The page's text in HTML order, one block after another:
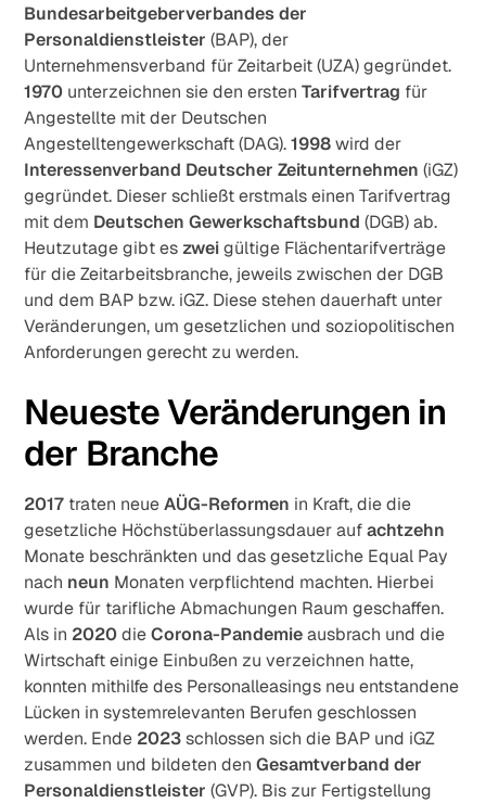
Bundesarbeitgeberverbandes der
Personaldienstleister (BAP), der
Unternehmensverband für Zeitarbeit (UZA) gegründet.
1970 unterzeichnen sie den erstenTarifvertrag für
Angestellte mit der Deutschen
Angestelltengewerkschaft (DAG).1998wird der
Interessenverband Deutscher Zeitunternehmen (iGZ)
gegründet. Dieser schließt erstmals einen Tarifvertrag
mit dem Deutschen Gewerkschaftsbund (DGB) ab.
Heutzutage gibt es zweigültige Flächentarifverträge
für die Zeitarbeitsbranche, jeweils zwischen der DGB
und dem BAP bzw. iGZ. Diese stehen dauerhaft unter
Veränderungen, um gesetzlichen und soziopolitischen
Anforderungen gerecht zu werden.
Neueste Veränderungen in
der Branche
2017 traten neueAÜG-Reformen in Kraft, die die
gesetzliche Höchstüberlassungsdauer aufachtzehn
Monate beschränkten und das gesetzliche Equal Pay
nach neun Monaten verpflichtend machten. Hierbei
wurde für tarifliche Abmachungen Raum geschaffen.
Als in 2020dieCorona-Pandemieausbrach und die
Wirtschaft einige Einbußen zu verzeichnen hatte,
konnten mithilfe des Personalleasings neu entstandene
Lücken in systemrelevanten Berufen geschlossen
werden. Ende 2023schlossen sich die BAP und iGZ
zusammen und bildeten denGesamtverband der
Personaldienstleister (GVP). Bis zur Fertigstellung